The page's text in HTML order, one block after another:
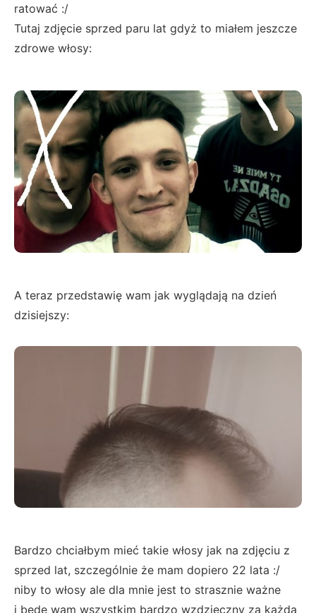
ratować :/
Tutaj zdjęcie sprzed paru lat gdyż to miałem jeszcze
zdrowe włosy:
A teraz przedstawię wam jak wyglądają na dzień
dzisiejszy:
Bardzo chciałbym mieć takie włosy jak na zdjęciu z
sprzed lat, szczególnie że mam dopiero 22 lata :/
niby to włosy ale dla mnie jest to strasznie ważne
i będę wam wszystkim bardzo wzdzięczny za każdą